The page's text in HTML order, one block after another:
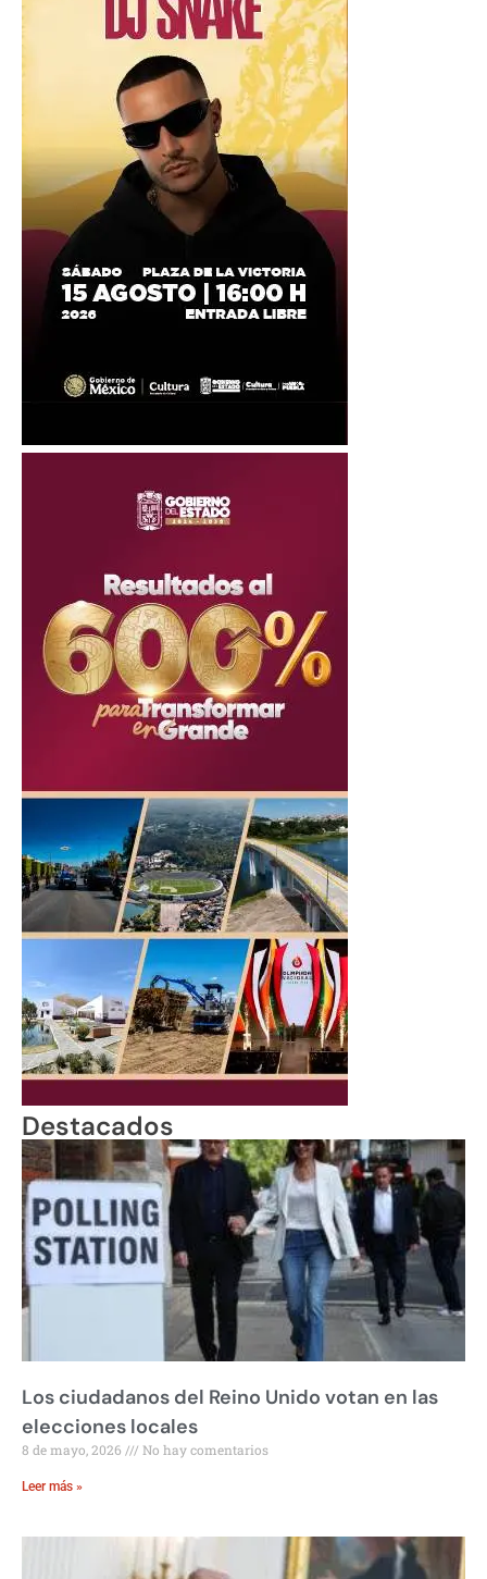
Destacados
Los ciudadanos del Reino Unido votan en las
elecciones locales
8 de mayo, 2026 No hay comentarios
Leer más »